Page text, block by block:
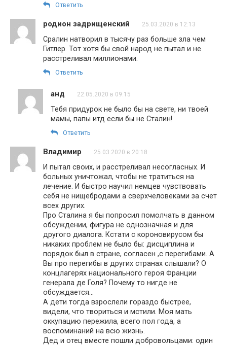
Ответить
родион задрищенский 25.03.2020 в 12:13
Сралин натворил в тысячу раз больше зла чем
Гитлер. Тот хотя бы свой народ не пытал и не
расстреливал миллионами.
Ответить
анд 22.05.2020 в 09:15
Тебя придурок не было бы на свете, ни твоей
мамы, папы итд если бы не Сталин!
Ответить
Владимир 25.03.2020 в 20:18
И пытал своих, и расстреливал несогласных. И
больных уничтожал, чтобы не тратиться на
лечение. И быстро научил немцев чувствовать
себя не нищебродами а сверхчеловеками за счет
всех других.
Про Сталина я бы попросил помолчать в данном
обсуждении, фигура не однозначная и для
другого диалога. Кстати с короновирусом бы
никаких проблем не было бы: дисциплина и
порядок был в стране, согласен ,с перегибами. А
Вы про перегибы в других странах слышали? О
концлагерях национального героя Франции
генерала де Голя? Почему то нигде не
обсуждается…
А дети тогда взрослели гораздо быстрее,
видели, что твориться и мстили. Моя мать
оккупацию пережила, всего пол года, а
воспоминаний на всю жизнь.
Дед и отец вместе пошли добровольцами: один